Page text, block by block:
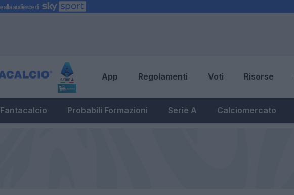
App Regolamenti Voti Risorse
Fantacalcio Probabili Formazioni Serie A Calciomercato